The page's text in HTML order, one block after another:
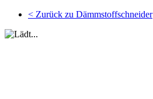
< Zurück zu Dämmstoffschneider